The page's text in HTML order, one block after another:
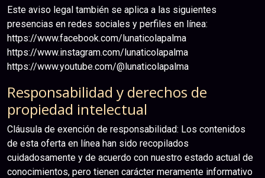
Este aviso legal también se aplica a las siguientes
presencias en redes sociales y perfiles en línea:
https://www.facebook.com/lunaticolapalma
https://www.instagram.com/lunaticolapalma
https://www.youtube.com/@lunaticolapalma
Responsabilidad y derechos de
propiedad intelectual
Cláusula de exención de responsabilidad: Los contenidos
de esta oferta en línea han sido recopilados
cuidadosamente y de acuerdo con nuestro estado actual de
conocimientos, pero tienen carácter meramente informativo